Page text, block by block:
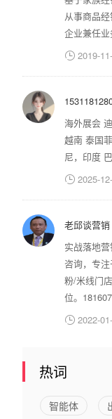
从事商品
企业兼任业
 2019-
海外展会
越南 泰国
尼，印度 巴
 2025-
老邱谈营销
实战落地
咨询，专
粉/米线门
位。
 2022-
热词
智能体